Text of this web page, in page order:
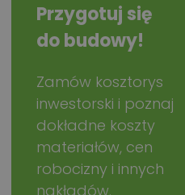
Przygotuj się
do budowy!
Zamów kosztorys
inwestorski i poznaj
dokładne koszty
materiałów, cen
robocizny i innych
nakładów.